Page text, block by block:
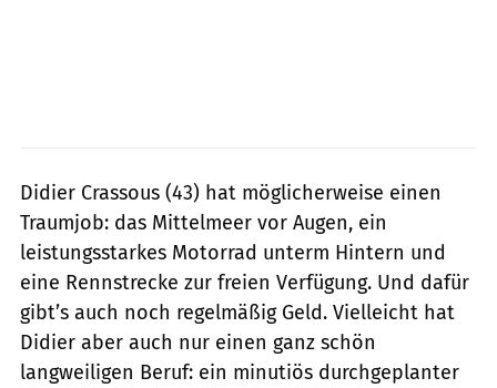
Didier Crassous (43) hat möglicherweise einen
Traumjob: das Mittelmeer vor Augen, ein
leistungsstarkes Motorrad unterm Hintern und
eine Rennstrecke zur freien Verfügung. Und dafür
gibt’s auch noch regelmäßig Geld. Vielleicht hat
Didier aber auch nur einen ganz schön
langweiligen Beruf: ein minutiös durchgeplanter